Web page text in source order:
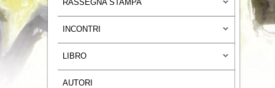
RASSEGNA STAMPA
INCONTRI
LIBRO
AUTORI